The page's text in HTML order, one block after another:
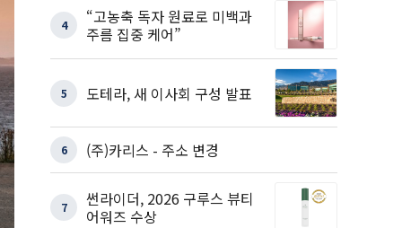
4
“고농축 독자 원료로 미백과
주름 집중 케어”
5 도테라, 새 이사회 구성 발표
6 (주)카리스 - 주소 변경
7
썬라이더, 2026 구루스 뷰티
어워즈 수상